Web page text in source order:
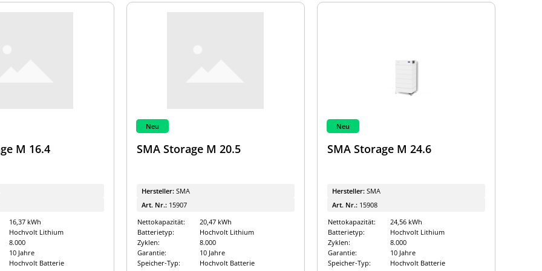
M 16.4
16,37 kWh
Hochvolt Lithium
8.000
10 Jahre
Hochvolt Batterie
Neu
SMA Storage M 20.5
Hersteller: SMA
Art. Nr.: 15907
Nettokapazität:
20,47 kWh
Batterietyp:
Hochvolt Lithium
Zyklen:
8.000
Garantie:
10 Jahre
Speicher-Typ:
Hochvolt Batterie
Neu
SMA Storage M 24.6
Hersteller: SMA
Art. Nr.: 15908
Nettokapazität:
24,56 kWh
Batterietyp:
Hochvolt Lithium
Zyklen:
8.000
Garantie:
10 Jahre
Speicher-Typ:
Hochvolt Batterie